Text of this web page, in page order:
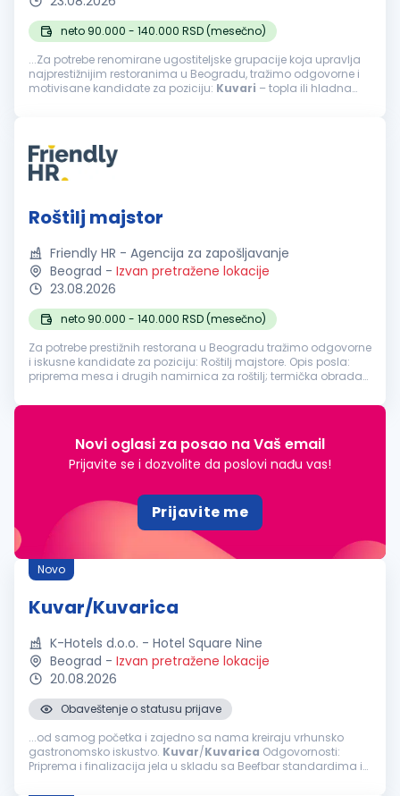
neto 90.000 - 140.000 RSD (mesečno)
...Za potrebe renomirane ugostiteljske grupacije koja upravlja
najprestižnijim restoranima u Beogradu, tražimo odgovorne i
motivisane kandidate za poziciju: Kuvari – topla ili hladna
Roštilj majstor
Friendly HR - Agencija za zapošljavanje
Beograd - Izvan pretražene lokacije
23.08.2026
neto 90.000 - 140.000 RSD (mesečno)
Za potrebe prestižnih restorana u Beogradu tražimo odgovorne
i iskusne kandidate za poziciju: Roštilj majstore. Opis posla:
priprema mesa i drugih namirnica za roštilj; termička obrada
i st...
Novi oglasi za posao na Vaš email
Prijavite se i dozvolite da poslovi nađu vas!
Prijavite me
Novo
Kuvar/Kuvarica
K-Hotels d.o.o. - Hotel Square Nine
Beograd - Izvan pretražene lokacije
20.08.2026
Obaveštenje o statusu prijave
...od samog početka i zajedno sa nama kreiraju vrhunsko
gastronomsko iskustvo. Kuvar/Kuvarica Odgovornosti:
Priprema i finalizacija jela u skladu sa Beefbar standardima i